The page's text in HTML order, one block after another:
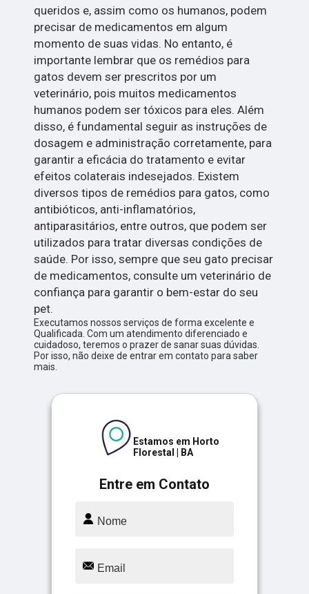
queridos e, assim como os humanos, podem
precisar de medicamentos em algum
momento de suas vidas. No entanto, é
importante lembrar que os remédios para
gatos devem ser prescritos por um
veterinário, pois muitos medicamentos
humanos podem ser tóxicos para eles. Além
disso, é fundamental seguir as instruções de
dosagem e administração corretamente, para
garantir a eficácia do tratamento e evitar
efeitos colaterais indesejados. Existem
diversos tipos de remédios para gatos, como
antibióticos, anti-inflamatórios,
antiparasitários, entre outros, que podem ser
utilizados para tratar diversas condições de
saúde. Por isso, sempre que seu gato precisar
de medicamentos, consulte um veterinário de
confiança para garantir o bem-estar do seu
pet.
Executamos nossos serviços de forma excelente e
Qualificada. Com um atendimento diferenciado e
cuidadoso, teremos o prazer de sanar suas dúvidas.
Por isso, não deixe de entrar em contato para saber
mais.
Entre em Contato
Estamos em Horto
Florestal | BA